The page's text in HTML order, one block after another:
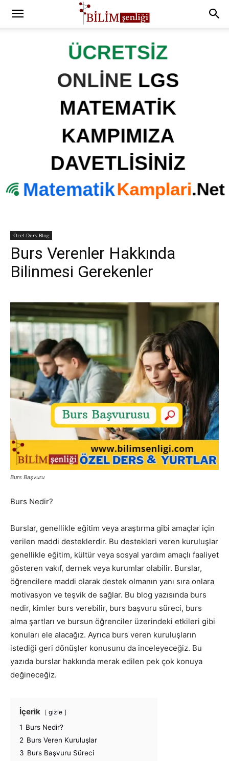
Özel Ders Blog
Burs Verenler Hakkında
Bilinmesi Gerekenler
Burs Başvuru
Burs Nedir?
Burslar, genellikle eğitim veya araştırma gibi amaçlar için
verilen maddi desteklerdir. Bu destekleri veren kuruluşlar
genellikle eğitim, kültür veya sosyal yardım amaçlı faaliyet
gösteren vakıf, dernek veya kurumlar olabilir. Burslar,
öğrencilere maddi olarak destek olmanın yanı sıra onlara
motivasyon ve teşvik de sağlar. Bu blog yazısında burs
nedir, kimler burs verebilir, burs başvuru süreci, burs
alma şartları ve bursun öğrenciler üzerindeki etkileri gibi
konuları ele alacağız. Ayrıca burs veren kuruluşların
istediği geri dönüşler konusunu da inceleyeceğiz. Bu
yazıda burslar hakkında merak edilen pek çok konuya
değineceğiz.
İçerik gizle
1 Burs Nedir?
2 Burs Veren Kuruluşlar
3 Burs Başvuru Süreci